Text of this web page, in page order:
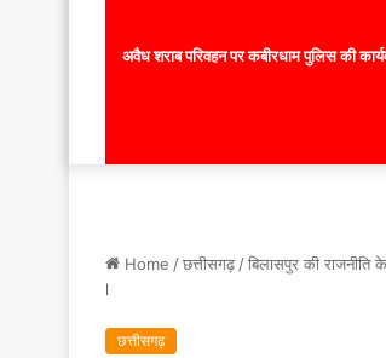
अवैध शराब परिवहन पर कबीरधाम पुलिस की
Home /छत्तीसगढ़ /बिलासपुर की राजनीति
l
छत्तीसगढ़